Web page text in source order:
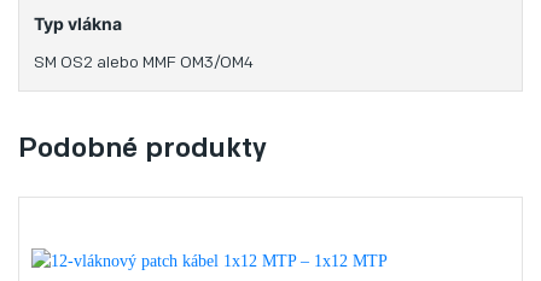
Typ vlákna
SM OS2 alebo MMF OM3/OM4
Podobné produkty